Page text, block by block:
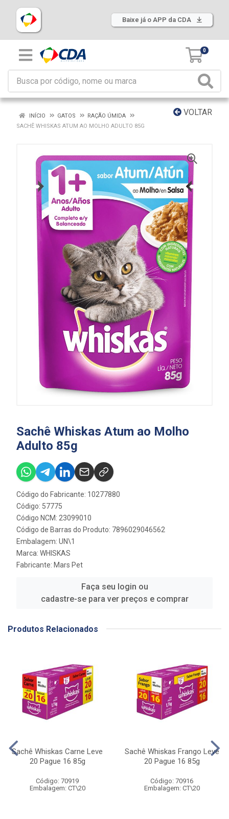
Baixe já o APP da CDA
0
VOLTAR
INÍCIO GATOS
RAÇÃO ÚMIDA
SACHÊ WHISKAS ATUM AO MOLHO ADULTO 85G
Sachê Whiskas Atum ao Molho
Adulto 85g
Código do Fabricante: 10277880
Código: 57775
Código NCM: 23099010
Código de Barras do Produto: 7896029046562
Embalagem: UN\1
Marca: WHISKAS
Fabricante: Mars Pet
Faça seu login ou
cadastre-se para ver preços e comprar
Produtos Relacionados
Sachê Whiskas Carne Leve
20 Pague 16 85g
Código: 70919
Embalagem: CT\20
Sachê Whiskas Frango Leve
20 Pague 16 85g
Código: 70916
Embalagem: CT\20